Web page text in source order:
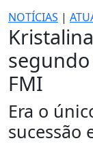
NOTÍCIAS |
FMI
Era o
sucessão